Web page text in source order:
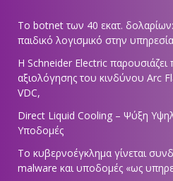
Το botnet των 40 εκατ.
παιδικό λογισμικό στην
Η Schneider Electric παρουσιάζει
αξιολόγησης του κινδύνου Arc
VDC,
Direct Liquid Cooling – Ψύξη
Υποδομές
Το κυβερνοέγκλημα γίνεται
malware και υποδομές «ως